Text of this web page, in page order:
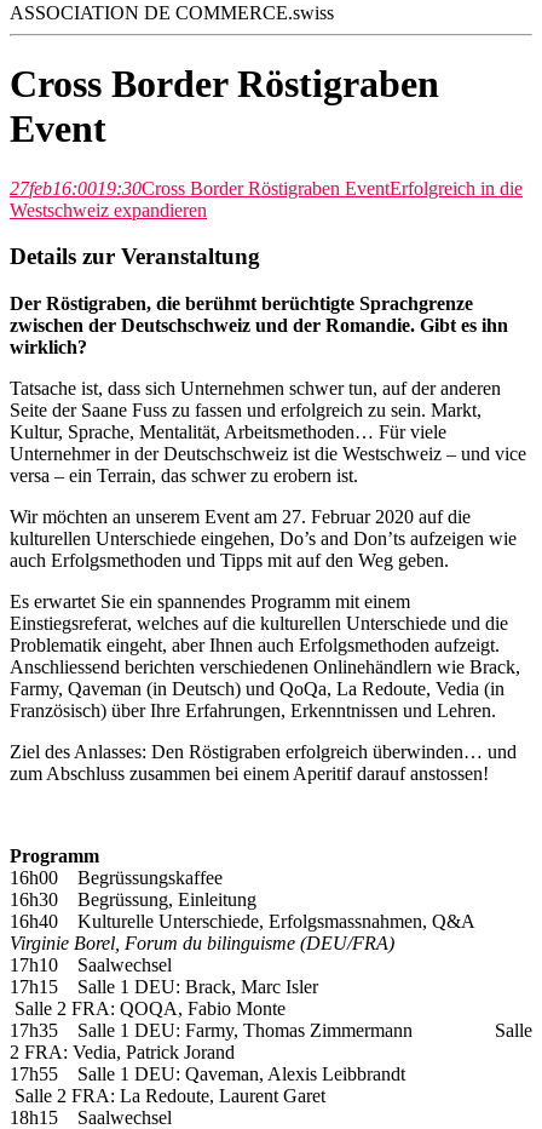
ASSOCIATION DE COMMERCE.swiss
Cross Border Röstigraben
Event
27feb16:0019:30Cross Border Röstigraben EventErfolgreich in die
Westschweiz expandieren
Details zur Veranstaltung
Der Röstigraben, die berühmt berüchtigte Sprachgrenze
zwischen der Deutschschweiz und der Romandie. Gibt es ihn
wirklich?
Tatsache ist, dass sich Unternehmen schwer tun, auf der anderen
Seite der Saane Fuss zu fassen und erfolgreich zu sein. Markt,
Kultur, Sprache, Mentalität, Arbeitsmethoden… Für viele
Unternehmer in der Deutschschweiz ist die Westschweiz – und vice
versa – ein Terrain, das schwer zu erobern ist.
Wir möchten an unserem Event am 27. Februar 2020 auf die
kulturellen Unterschiede eingehen, Do’s and Don’ts aufzeigen wie
auch Erfolgsmethoden und Tipps mit auf den Weg geben.
Es erwartet Sie ein spannendes Programm mit einem
Einstiegsreferat, welches auf die kulturellen Unterschiede und die
Problematik eingeht, aber Ihnen auch Erfolgsmethoden aufzeigt.
Anschliessend berichten verschiedenen Onlinehändlern wie Brack,
Farmy, Qaveman (in Deutsch) und QoQa, La Redoute, Vedia (in
Französisch) über Ihre Erfahrungen, Erkenntnissen und Lehren.
Ziel des Anlasses: Den Röstigraben erfolgreich überwinden… und
zum Abschluss zusammen bei einem Aperitif darauf anstossen!
Programm
16h00 Begrüssungskaffee
16h30 Begrüssung, Einleitung
16h40 Kulturelle Unterschiede, Erfolgsmassnahmen, Q&A
Virginie Borel, Forum du bilinguisme (DEU/FRA)
17h10 Saalwechsel
17h15 Salle 1 DEU: Brack, Marc Isler
Salle 2 FRA: QOQA, Fabio Monte
17h35 Salle 1 DEU: Farmy, Thomas Zimmermann Salle
2 FRA: Vedia, Patrick Jorand
17h55 Salle 1 DEU: Qaveman, Alexis Leibbrandt
Salle 2 FRA: La Redoute, Laurent Garet
18h15 Saalwechsel